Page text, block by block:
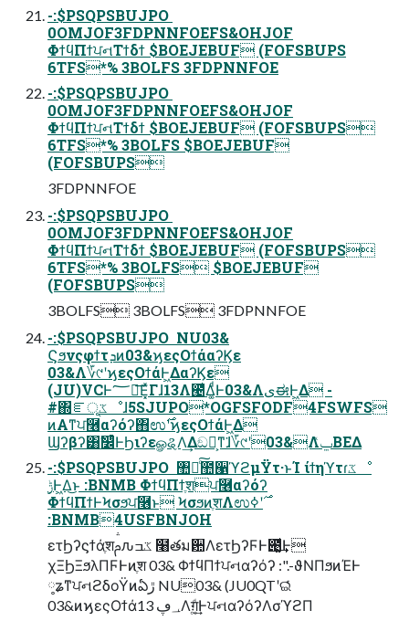
-:$PSQPSBUJPO 
0OMJOF3FDPNNFOEFS&OHJOF
ΦϯϥΠϯਪનΤϯδϯ $BOEJEBUF (FOFSBUPS
6TFS*% 3BOLFS 3FDPNNFOE
-:$PSQPSBUJPO 
0OMJOF3FDPNNFOEFS&OHJOF
ΦϯϥΠϯਪનΤϯδϯ $BOEJEBUF (FOFSBUPS
6TFS*% 3BOLFS $BOEJEBUF
(FOFSBUPS
3FDPNNFOE
-:$PSQPSBUJPO 
0OMJOF3FDPNNFOEFS&OHJOF
ΦϯϥΠϯਪનΤϯδϯ $BOEJEBUF (FOFSBUPS
6TFS*% 3BOLFS $BOEJEBUF
(FOFSBUPS
3BOLFS 3BOLFS 3FDPNNFOE
-:$PSQPSBUJPO  NU03&
Ϛϧνςφϯτܕͷ03&ϗεςΟϯάαʔϏε
03&Λ؆୯ʹϗεςΟϯάͰ͖ΔαʔϏε
(JU)VCͰ؅ཧ͞Ε͓ͯΓɺ13Λ౤͛Δ͚ͩͰ03&ΛىಈͰ͖Δ -
#΍ೝূػೳɺ5SJUPO*OGFSFODF4FSWFS
ͷΑ͏ͳਪ࿦αʔόʔ΋ಉ࣌ʹϗεςΟϯάͰ͖Δ
Ϣʔβʔ͸ࣗ෼ͨͪͰϦιʔεௐୡΛ͢Δඞཁ͕ͳ͘ɺ؆୯ʹ03&ΛݐͯΒΕΔ
-:$PSQPSBUJPO  ঺հͨ͠಺੡ϓϩμΫτ·ͱΊ ίϯηϓτɾػೳ
ΦϯϥΠϯͰϞσϧਪ࿦ͱ ϞσϧͷֶशΛಉ࣌ʹߦ͏
:BNMB4USFBNJOH
ετϦʔϛϯάֶशࢧԉػߏ ໨తม਺ΛετϦʔϜͰ౉͚ͩ͢Ͱ
χΞϦΞϧλΠϜͰͷֶश 03& ΦϯϥΠϯਪનαʔόʔ :".-ϑΝΠϧͷΈͰ
༷ʑͳਪનϩδοΫͷఏڙ NU03& (JU0QTʹଇͬͨ
03&ͷϗεςΟϯά؀ڥ 13Λग़͚ͩ͢ͰਪનαʔόʔΛσϓϩΠ